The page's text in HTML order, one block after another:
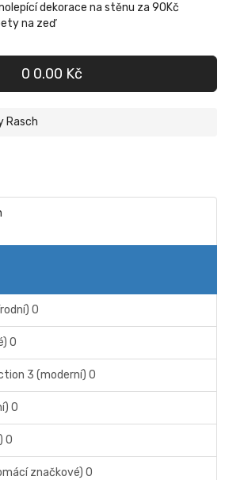
dekorace na stěnu za 90Kč
na zeď
0 0.00 Kč
Rasch
0
0
3 (moderní) 0
0
0
značkové) 0